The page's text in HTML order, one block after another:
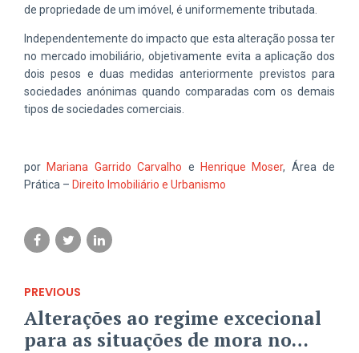
de propriedade de um imóvel, é uniformemente tributada.
Independentemente do impacto que esta alteração possa ter
no mercado imobiliário, objetivamente evita a aplicação dos
dois pesos e duas medidas anteriormente previstos para
sociedades anónimas quando comparadas com os demais
tipos de sociedades comerciais.
por Mariana Garrido Carvalho e Henrique Moser, Área de
Prática – Direito Imobiliário e Urbanismo
PREVIOUS
Alterações ao regime excecional
para as situações de mora no